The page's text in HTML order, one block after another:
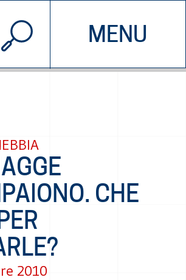
MENU
CHI SIAMO
© 2026 EDDYBURG
CHE
2010